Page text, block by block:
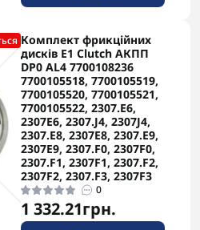
обов'язково уточніть
за шильдиком, щоб
сумісний комплект
надійно доставляє
У Запоріжжі
пакетів цих
на виконані
Комплект фрикційних
дисків E1 Clutch АКПП
DP0 AL4 7700108236
7700105518, 7700105519,
7700105520, 7700105521,
7700105522, 2307.E6,
2307E6, 2307.J4, 2307J4,
2307.E8, 2307E8, 2307.E9,
2307E9, 2307.F0, 2307F0,
2307.F1, 2307F1, 2307.F2,
2307F2, 2307.F3, 2307F3
0
1 332.21грн.